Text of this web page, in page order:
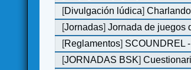
[Divulgación lúdica]
[Jornadas]Jornada de juegos
[Reglamentos] SCOUNDREL
[JORNADAS BSK]